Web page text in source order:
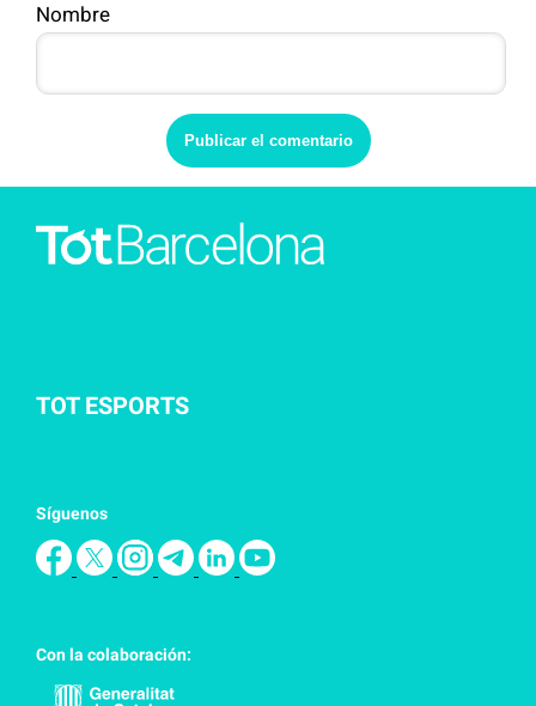
Nombre
TOT ESPORTS
Síguenos
Con la colaboración: